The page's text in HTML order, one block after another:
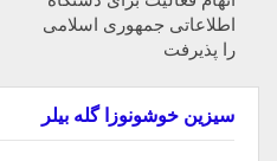
اطلاعاتی جمهوری اسلامی
را پذیرفت
سیزین خوشونوزا گله بیلر